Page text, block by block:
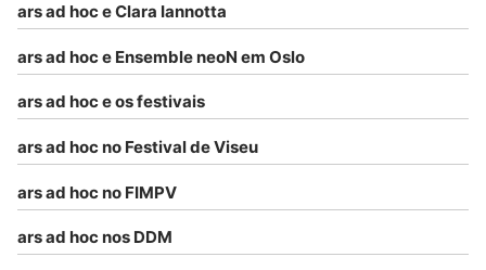
ars ad hoc e Clara Iannotta
ars ad hoc e Ensemble neoN em Oslo
ars ad hoc e os festivais
ars ad hoc no Festival de Viseu
ars ad hoc no FIMPV
ars ad hoc nos DDM